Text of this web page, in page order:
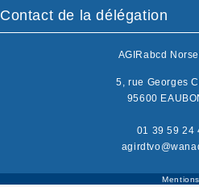
Contact de la délégation
AGIRabcd
5, rue Georges
95600
01 39 59 24